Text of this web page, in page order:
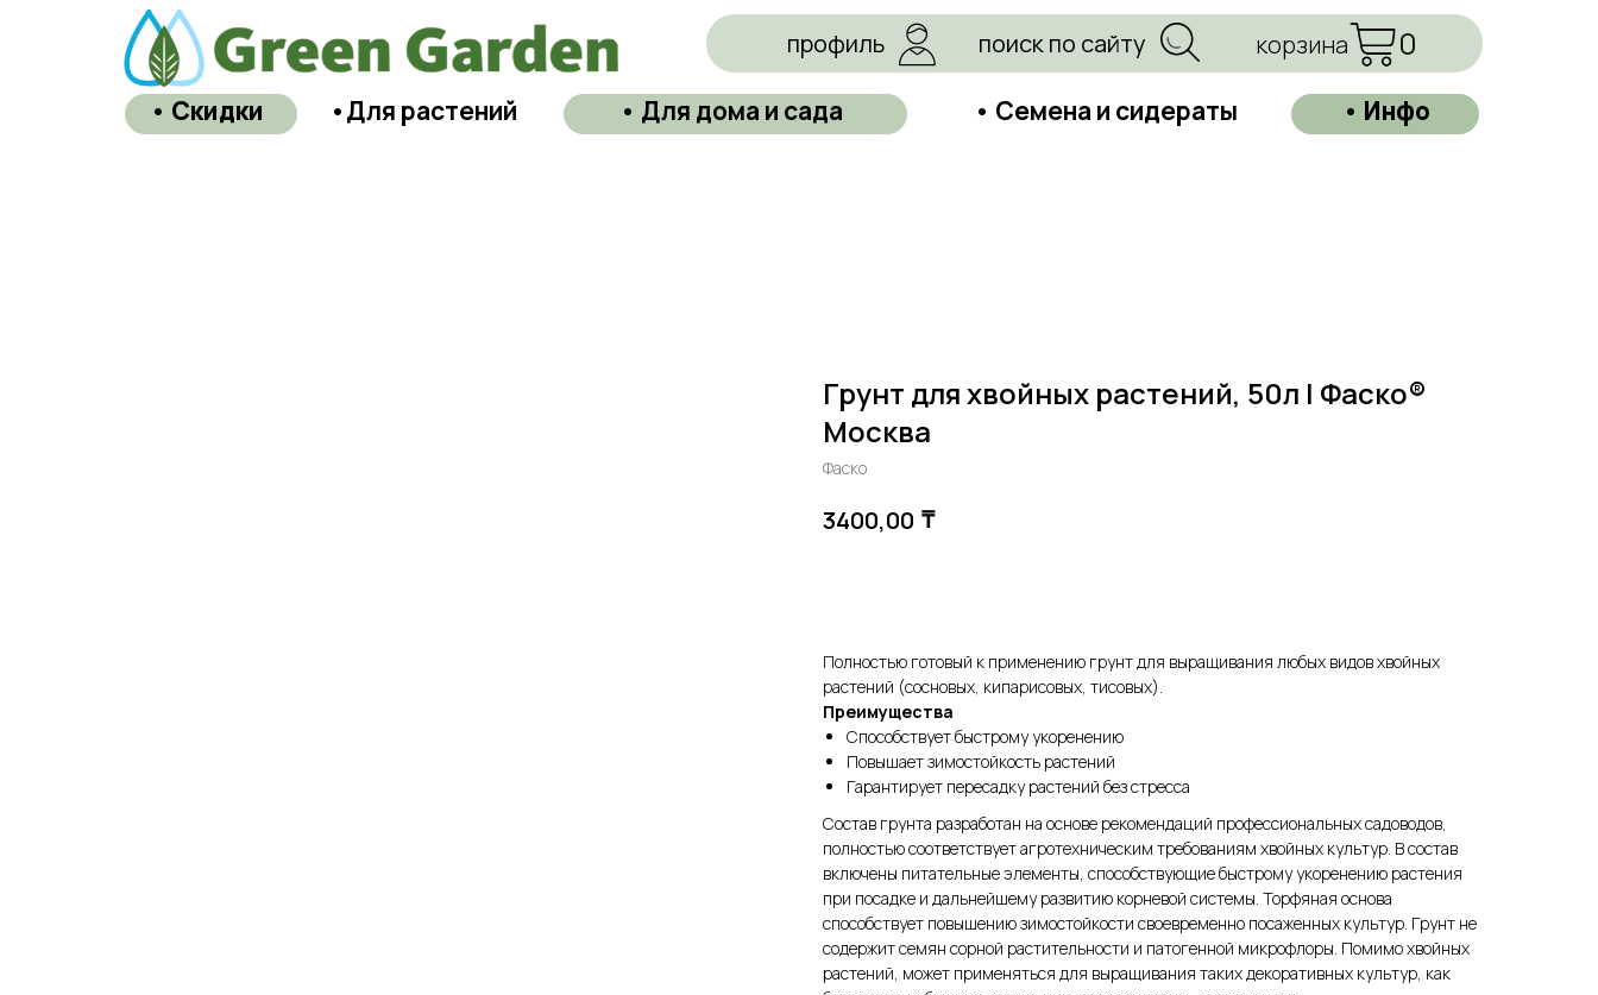
• Инфо
•Для растений • Семена и сидераты
• Для дома и сада
0
• Скидки
профиль поиск по сайту корзина
Грунт для хвойных растений, 50л | Фаско®
Москва
Фаско
3400,00 ₸
Полностью готовый к применению грунт для выращивания любых видов хвойных
растений (сосновых, кипарисовых, тисовых).
Преимущества
Способствует быстрому укоренению
Повышает зимостойкость растений
Гарантирует пересадку растений без стресса
Состав грунта разработан на основе рекомендаций профессиональных садоводов,
полностью соответствует агротехническим требованиям хвойных культур. В состав
включены питательные элементы, способствующие быстрому укоренению растения
при посадке и дальнейшему развитию корневой системы. Торфяная основа
способствует повышению зимостойкости своевременно посаженных культур. Грунт не
содержит семян сорной растительности и патогенной микрофлоры. Помимо хвойных
растений, может применяться для выращивания таких декоративных культур, как